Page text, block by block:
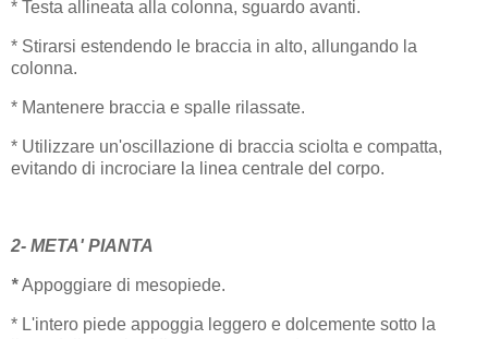
* Testa allineata alla colonna, sguardo avanti.
* Stirarsi estendendo le braccia in alto, allungando la
colonna.
* Mantenere braccia e spalle rilassate.
* Utilizzare un'oscillazione di braccia sciolta e compatta,
evitando di incrociare la linea centrale del corpo.
2- META' PIANTA
*Appoggiare di mesopiede.
* L'intero piede appoggia leggero e dolcemente sotto la